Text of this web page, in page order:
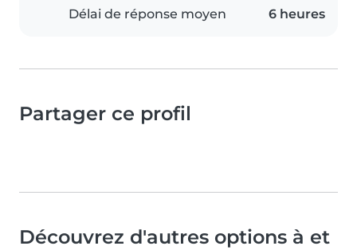
Délai de réponse moyen 6 heures
Partager ce profil
Découvrez d'autres options à et